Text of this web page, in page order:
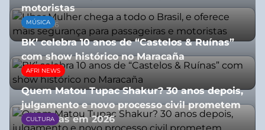
motoristas
10/07/2026
MÚSICA
BK’ celebra 10 anos de “Castelos & Ruínas”
com show histórico no Maracaña
06/08/2026
AFRI NEWS
Quem Matou Tupac Shakur? 30 anos depois,
julgamento e novo processo civil prometem
respostas em 2026
CULTURA